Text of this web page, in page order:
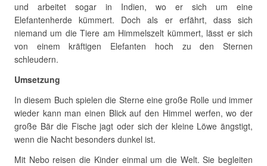
und arbeitet sogar in Indien, wo er sich um eine
Elefantenherde kümmert. Doch als er erfährt, dass sich
niemand um die Tiere am Himmelszelt kümmert, lässt er sich
von einem kräftigen Elefanten hoch zu den Sternen
schleudern.
Umsetzung
In diesem Buch spielen die Sterne eine große Rolle und immer
wieder kann man einen Blick auf den Himmel werfen, wo der
große Bär die Fische jagt oder sich der kleine Löwe ängstigt,
wenn die Nacht besonders dunkel ist.
Mit Nebo reisen die Kinder einmal um die Welt. Sie begleiten